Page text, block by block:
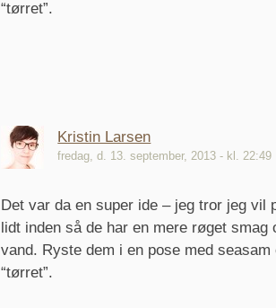
“tørret”.
Kristin Larsen
fredag, d. 13. september, 2013 - kl. 22:49
Det var da en super ide – jeg tror jeg
lidt inden så de har en mere røget
vand. Ryste dem i en pose med
“tørret”.